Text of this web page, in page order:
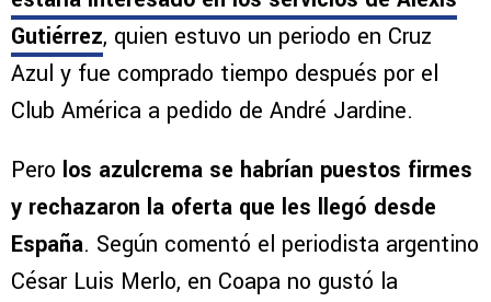
Gutiérrez, quien estuvo un periodo en Cruz
Azul y fue comprado tiempo después por el
Club América a pedido de André Jardine.
Pero los azulcrema se habrían puestos firmes
y rechazaron la oferta que les llegó desde
España. Según comentó el periodista argentino
César Luis Merlo, en Coapa no gustó la